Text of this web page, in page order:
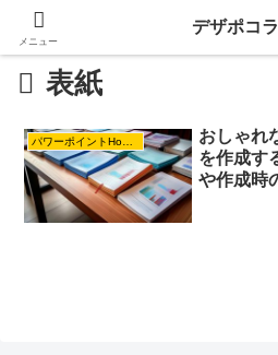
表紙
パワーポイントHowTo【応用編】
おしゃれ
を作成す
や作成時
メニュー
デザポコ